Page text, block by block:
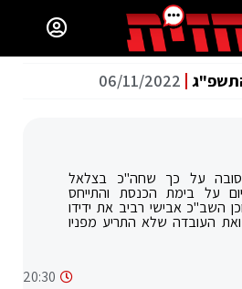
06/11/2022
על כך שחה"כ בצלאל
על בימת הכנסת והתייחס
השב"כ אבישי רביב את ידידו
העובדה שלא התריע מפניו
20:30